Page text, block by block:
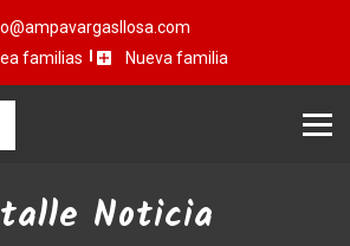
familias
Nueva familia
Noticia